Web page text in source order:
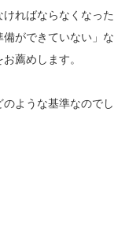
ればならなくなった
ができていない」な
薦めします。
ような基準なのでし